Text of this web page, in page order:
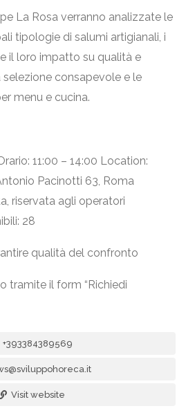
La Rosa verranno analizzate le
tipologie di salumi artigianali, i
il loro impatto su qualità e
selezione consapevole e le
menu e cucina.
11:00 – 14:00 Location:
Pacinotti 63, Roma
riservata agli operatori
28
qualità del confronto
tramite il form “Richiedi
+393384389569
Visit website